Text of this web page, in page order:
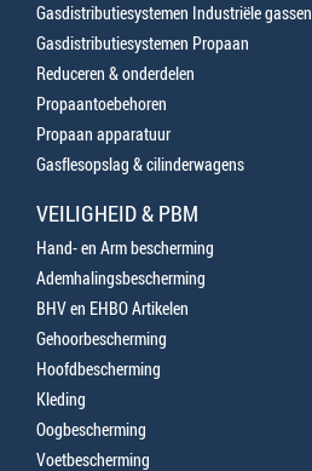
Gasdistributiesystemen Industriële gassen
Gasdistributiesystemen Propaan
Reduceren & onderdelen
Propaantoebehoren
Propaan apparatuur
Gasflesopslag & cilinderwagens
VEILIGHEID & PBM
Hand- en Arm bescherming
Ademhalingsbescherming
BHV en EHBO Artikelen
Gehoorbescherming
Hoofdbescherming
Kleding
Oogbescherming
Voetbescherming